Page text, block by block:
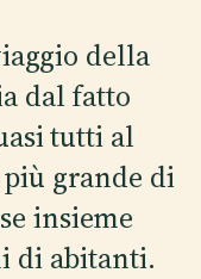
della
dal fatto
tutti al
grande di
insieme
di abitanti.